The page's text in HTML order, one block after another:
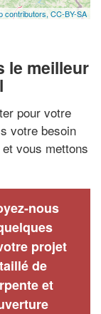
contributors, CC-BY-SA
le meilleur
pour votre
votre besoin
vous mettons
nous
projet
de
et